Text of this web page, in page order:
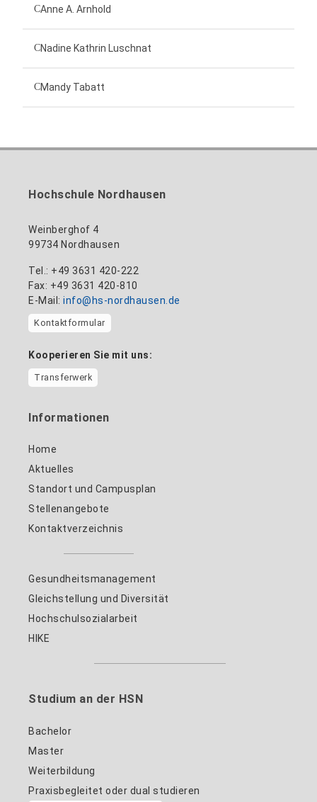
Anne A. Arnhold
anne-ariane.arnhold@hs-nordhausen.de
Nadine Kathrin Luschnat
Gebäude 12 (Erdgeschoss)
Mandy Tabatt
mandy.tabatt@hs-nordhausen.de
Gebäude 11, Raum 11.0101
Hochschule Nordhausen
Weinberghof 4
99734 Nordhausen
Tel.: +49 3631 420-222
Fax: +49 3631 420-810
E-Mail: info@hs-nordhausen.de
Kontaktformular
Kooperieren Sie mit uns:
Transferwerk
Informationen
Home
Aktuelles
Standort und Campusplan
Stellenangebote
Kontaktverzeichnis
Gesundheitsmanagement
Gleichstellung und Diversität
Hochschulsozialarbeit
HIKE
Studium an der HSN
Bachelor
Master
Weiterbildung
Praxisbegleitet oder dual studieren